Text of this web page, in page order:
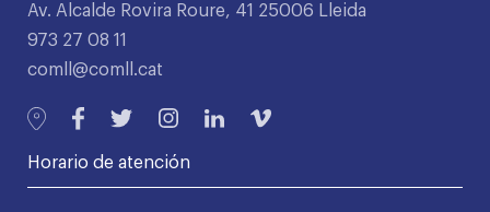
Av. Alcalde Rovira Roure, 41 25006 Lleida
973 27 08 11
comll@comll.cat
Horario de atención